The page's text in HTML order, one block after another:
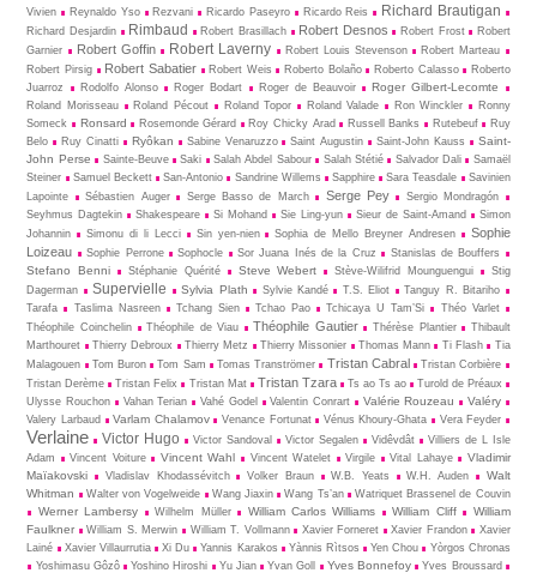
Vivien
Reynaldo Yso Rezvani Ricardo Paseyro Ricardo Reis Richard Brautigan
Richard Desjardin Rimbaud Robert Brasillach Robert Desnos Robert Frost
Robert
Garnier
Robert Goffin Robert Laverny Robert Louis Stevenson
Robert Marteau
Robert Pirsig
Robert Sabatier Robert Weis Roberto Bolaño Roberto Calasso
Roberto
Juarroz
Rodolfo Alonso Roger Bodart Roger de Beauvoir Roger Gilbert-Lecomte
Roland Morisseau Roland Pécout Roland Topor Roland Valade Ron Winckler
Ronny
Someck
Ronsard Rosemonde Gérard Roy Chicky Arad Russell Banks Rutebeuf
Ruy
Belo
Ruy Cinatti Ryôkan Sabine Venaruzzo Saint Augustin Saint-John Kauss
Saint-
John Perse
Sainte-Beuve Saki Salah Abdel Sabour Salah Stétié Salvador Dali
Samaël
Steiner
Samuel Beckett San-Antonio Sandrine Willems Sapphire Sara Teasdale
Savinien
Lapointe
Sébastien Auger Serge Basso de March Serge Pey
Sergio Mondragón
Seyhmus Dagtekin
Shakespeare Si Mohand Sie Ling-yun Sieur de Saint-Amand
Simon
Johannin
Simonu di li Lecci Sin yen-nien Sophia de Mello Breyner Andresen
Sophie
Loizeau
Sophie Perrone Sophocle Sor Juana Inés de la Cruz Stanislas de Bouffers
Stefano Benni Stéphanie Quérité Steve Webert Stève-Wilifrid Mounguengui
Stig
Dagerman
Supervielle Sylvia Plath Sylvie Kandé T.S. Eliot
Tanguy R. Bitariho
Tarafa
Taslima Nasreen Tchang Sien Tchao Pao Tchicaya U Tam’Si
Théo Varlet
Théophile Coinchelin
Théophile de Viau Théophile Gautier Thérèse Plantier
Thibault
Marthouret
Thierry Debroux Thierry Metz Thierry Missonier Thomas Mann Ti Flash
Tia
Malagouen
Tom Buron Tom Sam Tomas Tranströmer Tristan Cabral
Tristan Corbière
Tristan Derème
Tristan Felix Tristan Mat Tristan Tzara Ts ao Ts ao
Turold de Préaux
Ulysse Rouchon
Vahan Terian Vahé Godel Valentin Conrart Valérie Rouzeau Valéry
Valery Larbaud Varlam Chalamov Venance Fortunat Vénus Khoury-Ghata Vera Feyder
Verlaine Victor Hugo Victor Sandoval Victor Segalen Vidêvdât
Villiers de L Isle
Adam
Vincent Voiture Vincent Wahl Vincent Watelet Virgile Vital Lahaye
Vladimir
Maïakovski
Vladislav Khodassévitch Volker Braun W.B. Yeats W.H. Auden
Walt
Whitman
Walter von Vogelweide Wang Jiaxin Wang Ts’an Watriquet Brassenel de Couvin
Werner Lambersy Wilhelm Müller William Carlos Williams William Cliff
William
Faulkner
William S. Merwin William T. Vollmann Xavier Forneret Xavier Frandon
Xavier
Lainé
Xavier Villaurrutia Xi Du Yannis Karakos Yànnis Rìtsos Yen Chou
Yòrgos Chronas
Yoshimasu Gôzô
Yoshino Hiroshi Yu Jian Yvan Goll Yves Bonnefoy
Yves Broussard